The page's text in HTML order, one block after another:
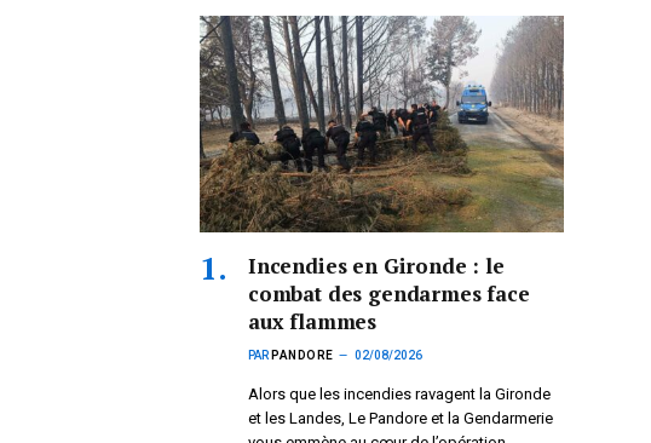
Incendies en Gironde : le
combat des gendarmes face
aux flammes
PAR PANDORE 02/08/2026
Alors que les incendies ravagent la Gironde
et les Landes, Le Pandore et la Gendarmerie